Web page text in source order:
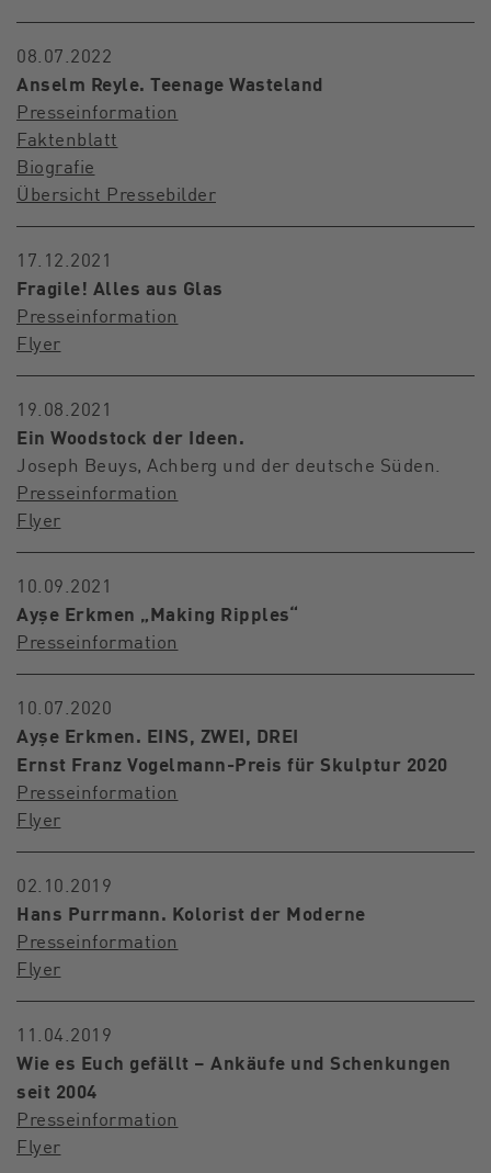
08.07.2022
Anselm Reyle. Teenage Wasteland
Presseinformation
Faktenblatt
Biografie
Übersicht Pressebilder
17.12.2021
Fragile! Alles aus Glas
Presseinformation
Flyer
19.08.2021
Ein Woodstock der Ideen.
Joseph Beuys, Achberg und der deutsche Süden.
Presseinformation
Flyer
10.09.2021
Ayşe Erkmen „Making Ripples“
Presseinformation
10.07.2020
Ayşe Erkmen. EINS, ZWEI, DREI
Ernst Franz Vogelmann-Preis für Skulptur 2020
Presseinformation
Flyer
02.10.2019
Hans Purrmann. Kolorist der Moderne
Presseinformation
Flyer
11.04.2019
Wie es Euch gefällt – Ankäufe und Schenkungen
seit 2004
Presseinformation
Flyer